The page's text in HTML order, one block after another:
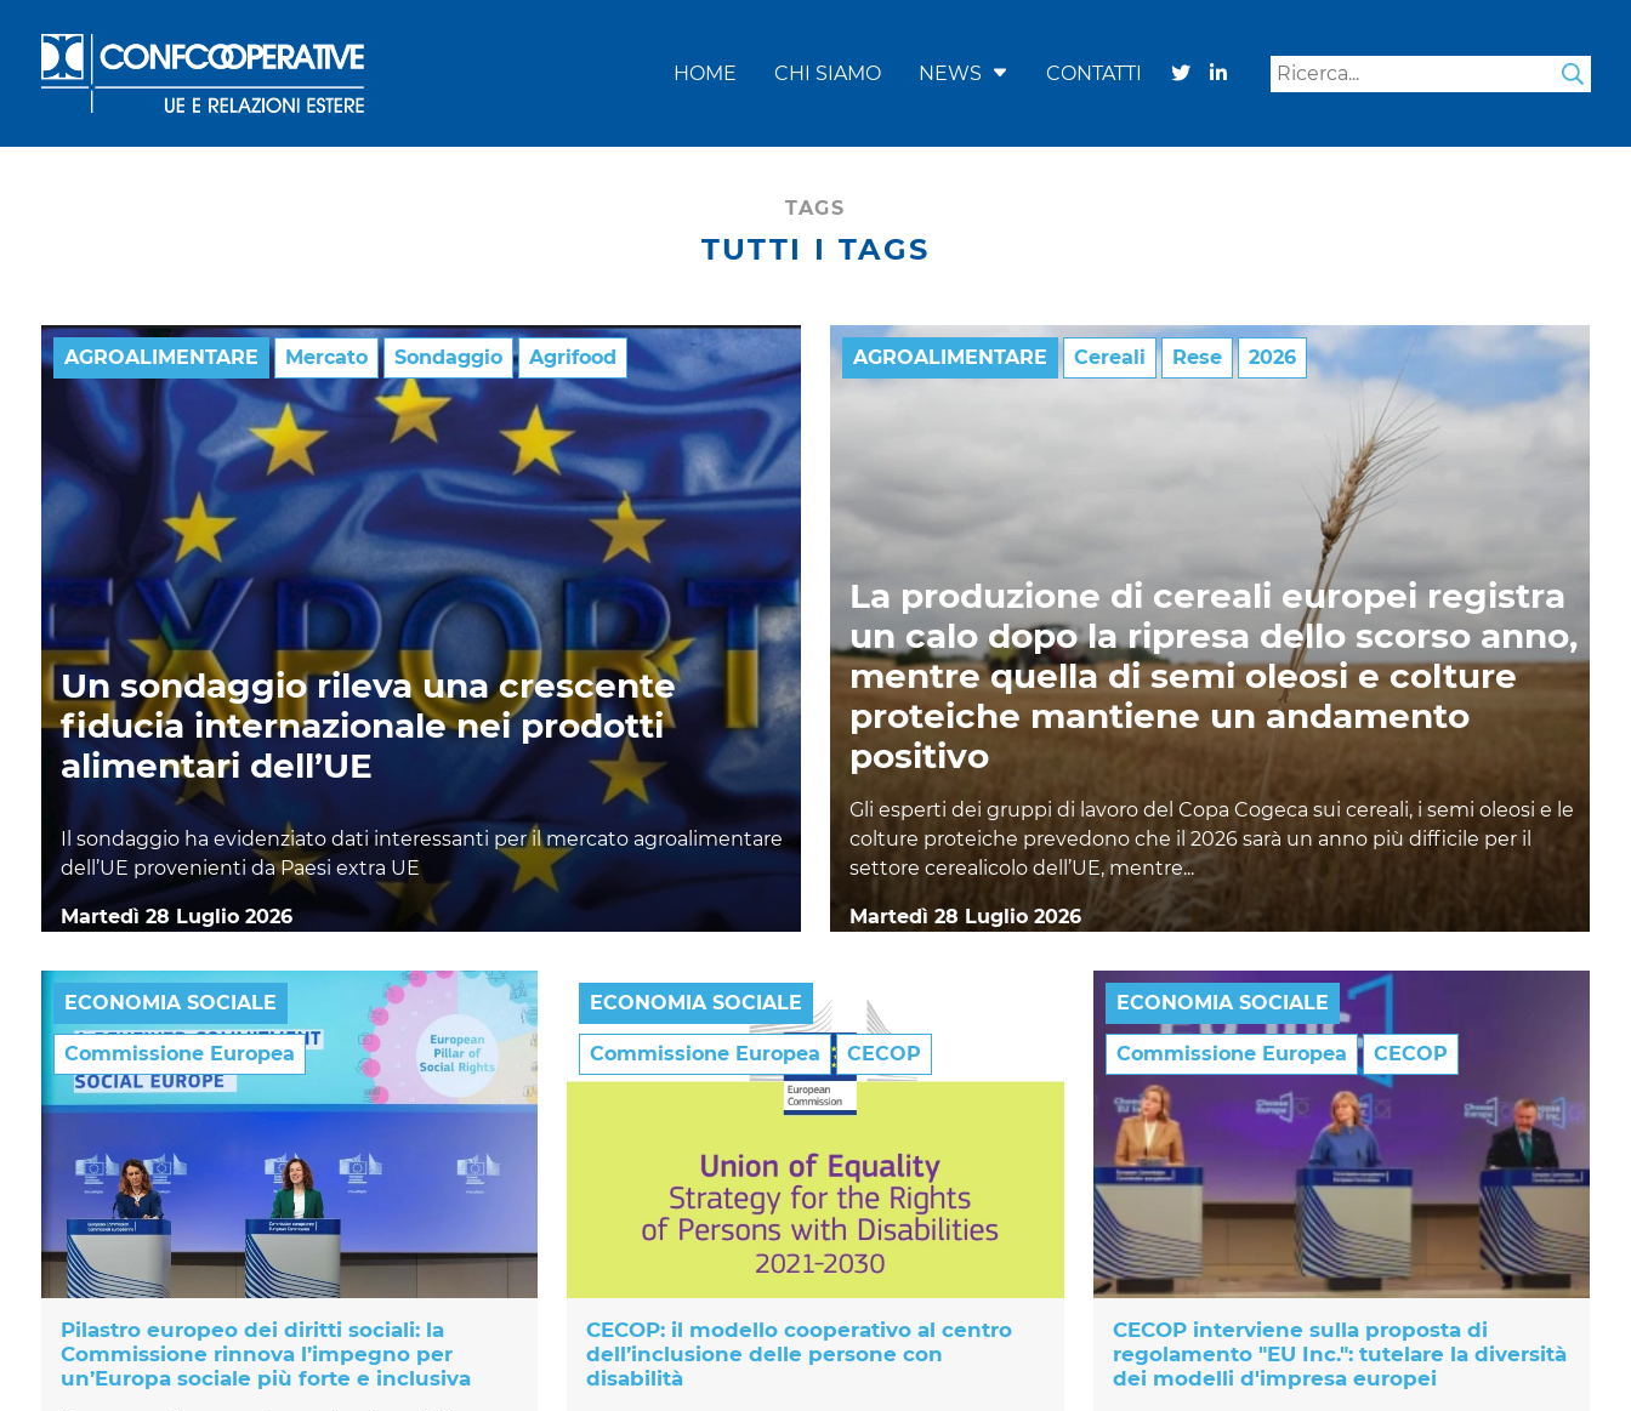
HOME CHI SIAMO NEWS CONTATTI
TAGS
TUTTI I TAGS
AGROALIMENTARE Mercato Sondaggio Agrifood
Un sondaggio rileva una crescente
fiducia internazionale nei prodotti
alimentari dell’UE
Il sondaggio ha evidenziato dati interessanti per il mercato agroalimentare
dell’UE provenienti da Paesi extra UE
Martedì 28 Luglio 2026
AGROALIMENTARE Cereali Rese 2026
La produzione di cereali europei registra
un calo dopo la ripresa dello scorso anno,
mentre quella di semi oleosi e colture
proteiche mantiene un andamento
positivo
Gli esperti dei gruppi di lavoro del Copa Cogeca sui cereali, i semi oleosi e le
colture proteiche prevedono che il 2026 sarà un anno più difficile per il
settore cerealicolo dell’UE, mentre...
Martedì 28 Luglio 2026
ECONOMIA SOCIALE
Commissione Europea
Pilastro europeo dei diritti sociali: la
Commissione rinnova l’impegno per
un’Europa sociale più forte e inclusiva
ECONOMIA SOCIALE
Commissione Europea CECOP
CECOP: il modello cooperativo al centro
dell’inclusione delle persone con
disabilità
ECONOMIA SOCIALE
Commissione Europea CECOP
CECOP interviene sulla proposta di
regolamento "EU Inc.": tutelare la diversità
dei modelli d'impresa europei